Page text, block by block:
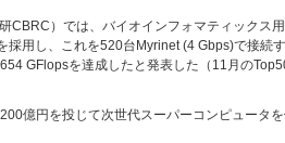
CBRC）では、バイオインフォマティックス
用し、これを520台Myrinet (4 Gbps)で接続
GFlopsを達成したと発表した（11月の
億円を投じて次世代スーパーコンピュータ